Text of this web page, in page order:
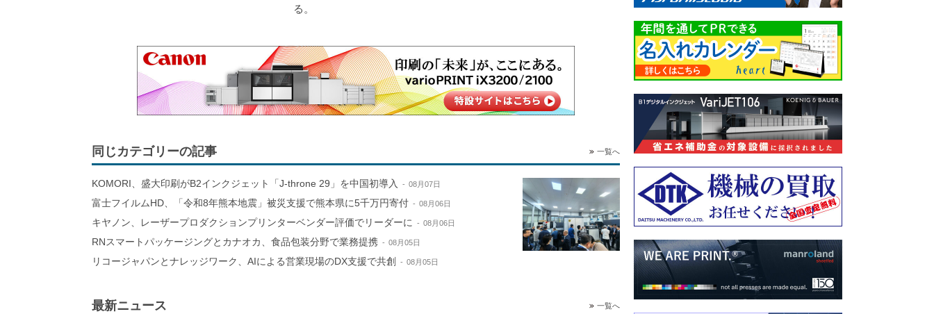
る。
同じカテゴリーの記事 一覧へ
KOMORI、盛大印刷がB2インクジェット「J-throne 29」を中国初導入 08月07日
富士フイルムHD、「令和8年熊本地震」被災支援で熊本県に5千万円寄付 08月06日
キヤノン、レーザープロダクションプリンターベンダー評価でリーダーに 08月06日
RNスマートパッケージングとカナオカ、食品包装分野で業務提携 08月05日
リコージャパンとナレッジワーク、AIによる営業現場のDX支援で共創 08月05日
最新ニュース 一覧へ